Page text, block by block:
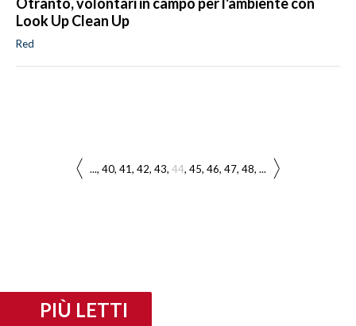
Look Up Clean Up
Red
... 40 41 42 43 44 45 46 47 48 ...
PIÙ LETTI